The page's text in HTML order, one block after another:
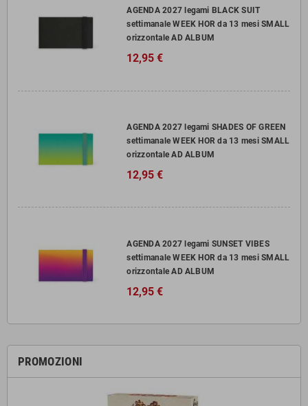
AGENDA 2027 legami BLACK SUIT
settimanale WEEK HOR da 13 mesi SMALL
orizzontale AD ALBUM
12,95 €
AGENDA 2027 legami SHADES OF GREEN
settimanale WEEK HOR da 13 mesi SMALL
orizzontale AD ALBUM
12,95 €
AGENDA 2027 legami SUNSET VIBES
settimanale WEEK HOR da 13 mesi SMALL
orizzontale AD ALBUM
12,95 €
PROMOZIONI